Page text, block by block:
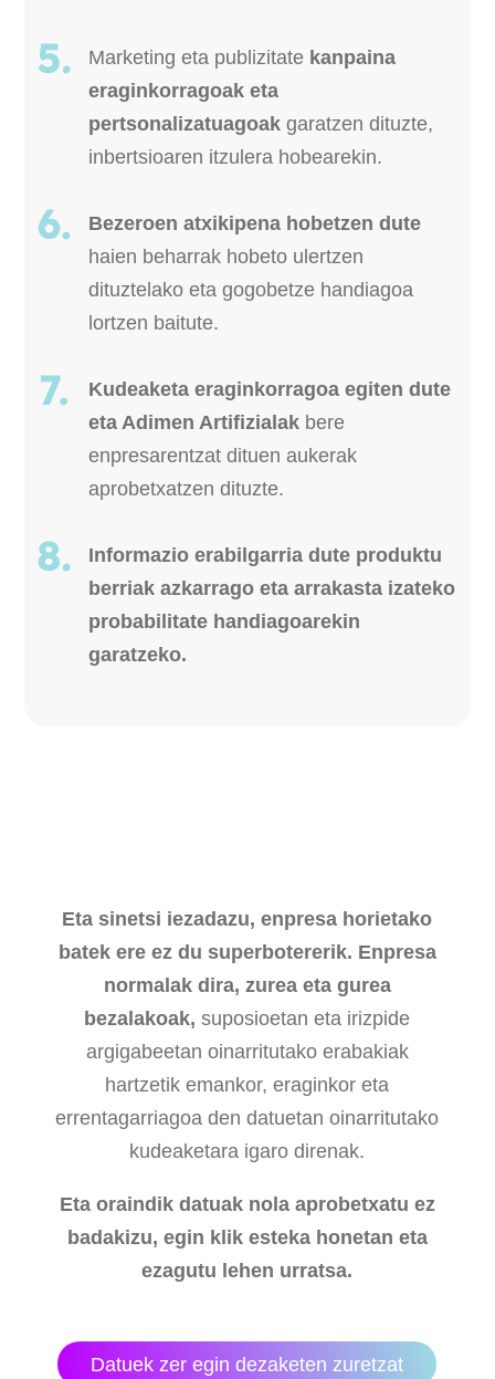
Marketing eta publizitate kanpaina
eraginkorragoak eta
pertsonalizatuagoakgaratzen dituzte,
inbertsioaren itzulera hobearekin.
Bezeroen atxikipena hobetzen dute
haien beharrak hobeto ulertzen
dituztelako eta gogobetze handiagoa
lortzen baitute.
Kudeaketa eraginkorragoa egiten dute
eta Adimen Artifizialakbere
enpresarentzat dituen aukerak
aprobetxatzen dituzte.
Informazio erabilgarria dute produktu
berriak azkarrago eta arrakasta izateko
probabilitate handiagoarekin
garatzeko.
Eta sinetsi iezadazu, enpresa horietako
batek ere ez du superbotererik. Enpresa
normalak dira, zurea eta gurea
bezalakoak, suposioetan eta irizpide
argigabeetan oinarritutako erabakiak
hartzetik emankor, eraginkor eta
errentagarriagoa den datuetan oinarritutako
kudeaketara igaro direnak.
Eta oraindik datuak nola aprobetxatu ez
badakizu, egin klik esteka honetan eta
ezagutu lehen urratsa.
Datuek zer egin dezaketen zuretzat